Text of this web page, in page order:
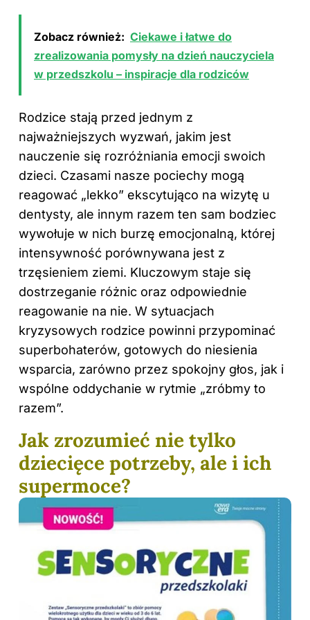
Zobacz również: Ciekawe i łatwe do
zrealizowania pomysły na dzień nauczyciela
w przedszkolu – inspiracje dla rodziców
Rodzice stają przed jednym z
najważniejszych wyzwań, jakim jest
nauczenie się rozróżniania emocji swoich
dzieci. Czasami nasze pociechy mogą
reagować „lekko” ekscytująco na wizytę u
dentysty, ale innym razem ten sam bodziec
wywołuje w nich burzę emocjonalną, której
intensywność porównywana jest z
trzęsieniem ziemi. Kluczowym staje się
dostrzeganie różnic oraz odpowiednie
reagowanie na nie. W sytuacjach
kryzysowych rodzice powinni przypominać
superbohaterów, gotowych do niesienia
wsparcia, zarówno przez spokojny głos, jak i
wspólne oddychanie w rytmie „zróbmy to
razem”.
Jak zrozumieć nie tylko
dziecięce potrzeby, ale i ich
supermoce?